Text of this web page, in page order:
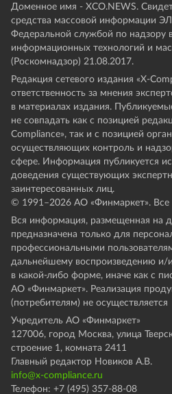
Доменное имя - XCO.NEWS.
средства массовой информации
Федеральной службой по надзору
информационных технологий и
(Роскомнадзор) 21.08.2017.
Редакция сетевого издания «X-
ответственность за мнения
в материалах издания.
не совпадать как с позицией
Compliance», так и с позицией
осуществляющих контроль и
сфере. Информация публикуется
доведения существующих
заинтересованных лиц.
© 1991–2026 АО «Финмаркет».
Вся информация, размещенная на
предназначена только для
профессиональными
дальнейшему воспроизведению и/
в какой-либо форме, иначе как с
АО «Финмаркет». Реализация
(потребителям) не осуществляется
Учредитель АО «Финмаркет»
127006, город Москва, улица
строение 1, комната 2411
Главный редактор Новиков А.В.
info@x-compliance.ru
Телефон: +7 (495) 357-88-08